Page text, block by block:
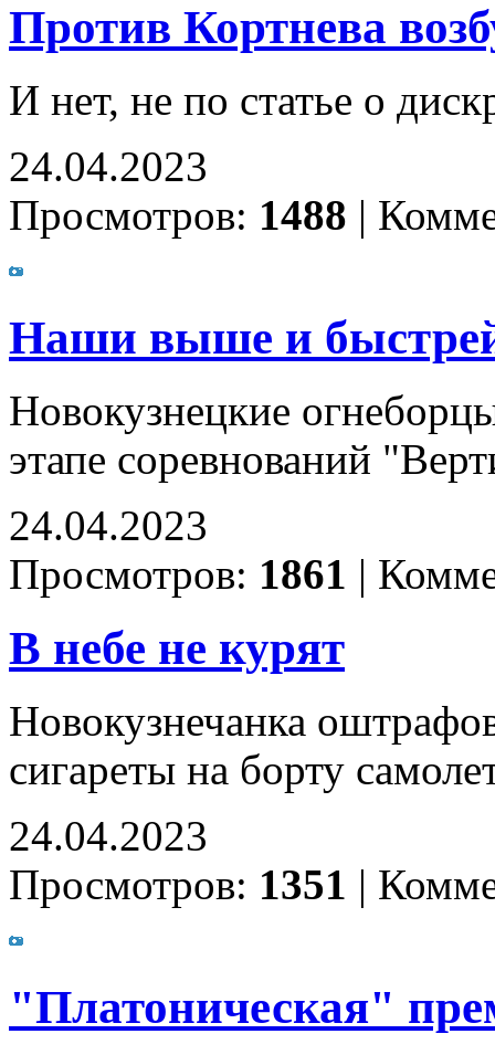
Против Кортнева
И нет, не по статье о
24.04.2023
Просмотров: 1488 |
Наши выше и
Новокузнецкие
этапе соревнований
24.04.2023
Просмотров: 1861 |
В небе не курят
Новокузнечанка
сигареты на борту
24.04.2023
Просмотров: 1351 |
"Платоническая"